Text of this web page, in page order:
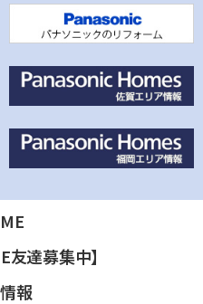
達募集中】
報